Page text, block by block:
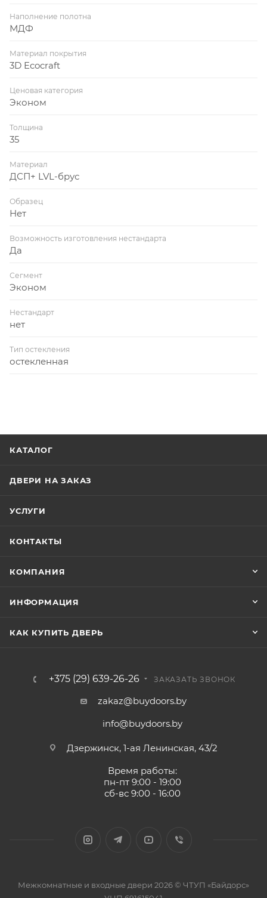
Наполнение полотна
МДФ
Материал покрытия
3D Ecocraft
Ценовая категория
Эконом
Толщина
35
Материал
ДСП+ LVL-брус
Образец
Нет
Возможность изготовления нестандарта
Да
Сегмент
Эконом
Нестандарт
нет
Тип остекления
остекленная
КАТАЛОГ
ДВЕРИ НА ЗАКАЗ
УСЛУГИ
КОНТАКТЫ
КОМПАНИЯ
ИНФОРМАЦИЯ
КАК КУПИТЬ ДВЕРЬ
+375 (29) 639-26-26 ЗАКАЗАТЬ ЗВОНОК
zakaz@buydoors.by
info@buydoors.by
Дзержинск, 1-ая Ленинская, 43/2
Время работы:
пн-пт 9:00 - 19:00
сб-вс 9:00 - 16:00
Межкомнатные и входные двери 2026 © ЧТУП «Байдорс»